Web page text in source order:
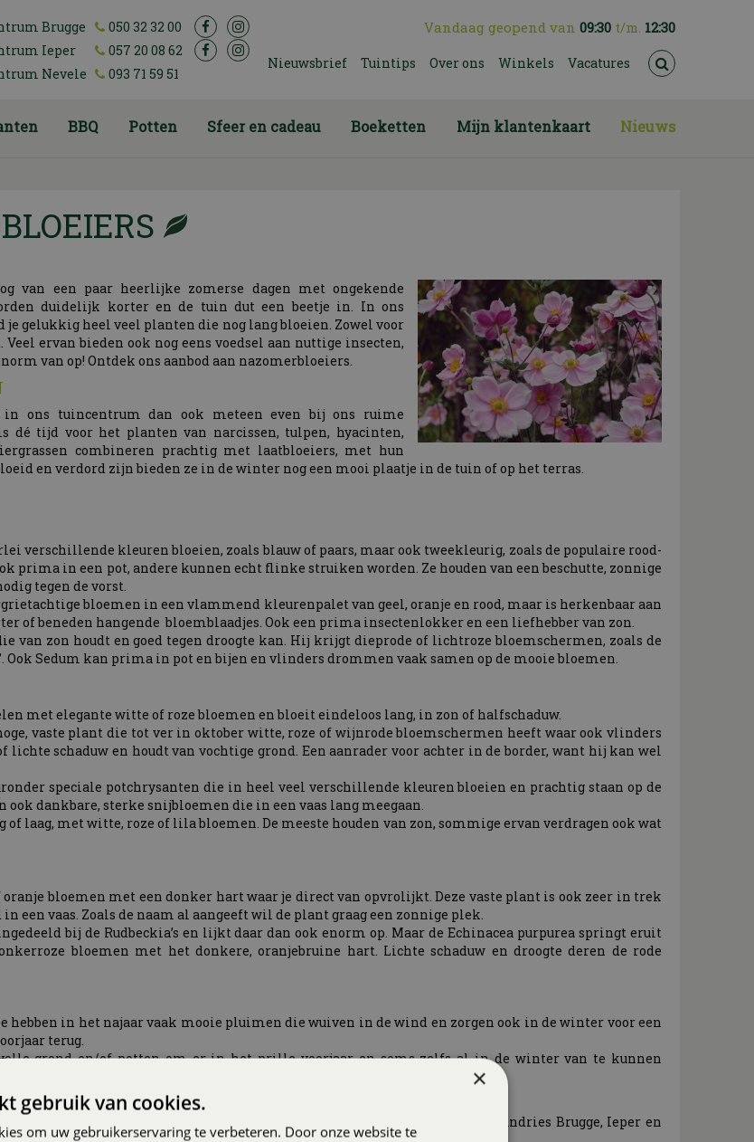
Vandaag geopend van 09:30 t/m. 12:30
Brugge
050 32 32 00
Ieper
057 20 08 62
Nevele
093 71 59 51
Nieuwsbrief Tuintips Over ons Winkels Vacatures
BBQ Potten Sfeer en cadeau Boeketten Mijn klantenkaart Nieuws
van een paar heerlijke zomerse dagen met ongekende
duidelijk korter en de tuin dut een beetje in. In ons
gelukkig heel veel planten die nog lang bloeien. Zowel voor
ervan bieden ook nog eens voedsel aan nuttige insecten,
van op! Ontdek ons aanbod aan nazomerbloeiers.
ons tuincentrum dan ook meteen even bij ons ruime
dé tijd voor het planten van narcissen, tulpen, hyacinten,
combineren prachtig met laatbloeiers, met hun
en verdord zijn bieden ze in de winter nog een mooi plaatje in de tuin of op het terras.
verschillende kleuren bloeien, zoals blauw of paars, maar ook tweekleurig, zoals de populaire rood-
prima in een pot, andere kunnen echt flinke struiken worden. Ze houden van een beschutte, zonnige
tegen de vorst.
bloemen in een vlammend kleurenpalet van geel, oranje en rood, maar is herkenbaar aan
of beneden hangende bloemblaadjes. Ook een prima insectenlokker en een liefhebber van zon.
van zon houdt en goed tegen droogte kan. Hij krijgt dieprode of lichtroze bloemschermen, zoals de
Ook Sedum kan prima in pot en bijen en vlinders drommen vaak samen op de mooie bloemen.
met elegante witte of roze bloemen en bloeit eindeloos lang, in zon of halfschaduw.
vaste plant die tot ver in oktober witte, roze of wijnrode bloemschermen heeft waar ook vlinders
schaduw en houdt van vochtige grond. Een aanrader voor achter in de border, want hij kan wel
speciale potchrysanten die in heel veel verschillende kleuren bloeien en prachtig staan op de
dankbare, sterke snijbloemen die in een vaas lang meegaan.
laag, met witte, roze of lila bloemen. De meeste houden van zon, sommige ervan verdragen ook wat
bloemen met een donker hart waar je direct van opvrolijkt. Deze vaste plant is ook zeer in trek
een vaas. Zoals de naam al aangeeft wil de plant graag een zonnige plek.
bij de Rudbeckia’s en lijkt daar dan ook enorm op. Maar de Echinacea purpurea springt eruit
bloemen met het donkere, oranjebruine hart. Lichte schaduw en droogte deren de rode
hebben in het najaar vaak mooie pluimen die wuiven in de wind en zorgen ook in de winter voor een
terug.
grond en/of potten om er in het prille voorjaar en soms zelfs al in de winter van te kunnen
en warm weer is. Zeker wanneer je ze in potten hebt geplant.
stiekem alvast voor op het najaar. Tot snel in ons tuincentrum in Sint-Andries Brugge, Ieper en
×
gebruik van cookies.
om uw gebruikerservaring te verbeteren. Door onze website te